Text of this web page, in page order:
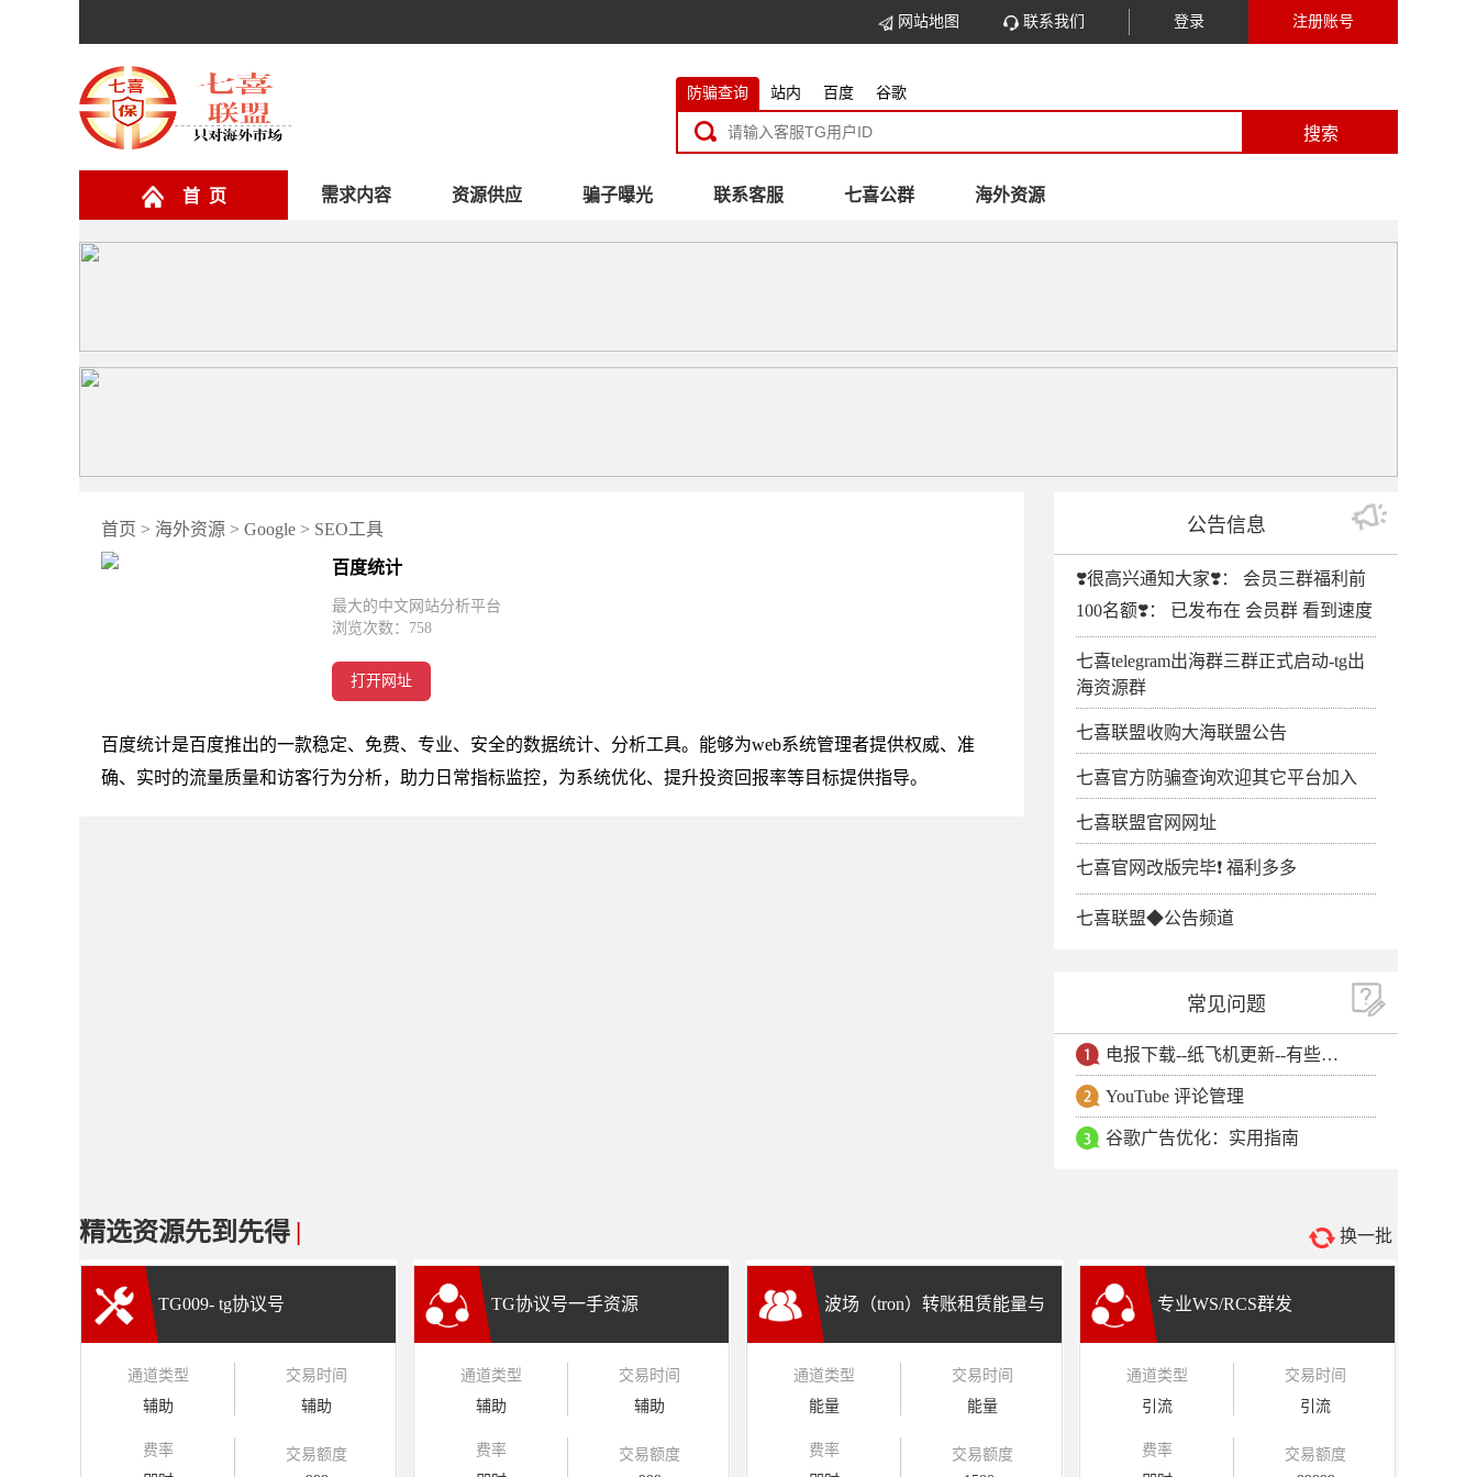
注册账号
登录
联系我们
网站地图
防骗查询 站内 百度 谷歌
搜索
首 页 需求内容 资源供应 骗子曝光 联系客服 七喜公群 海外资源
首页 > 海外资源 > Google > SEO工具
百度统计
最大的中文网站分析平台
浏览次数： 758
打开网址
百度统计是百度推出的一款稳定、免费、专业、安全的数据统计、分析工具。能够为web系统管理者提供权威、准
确、实时的流量质量和访客行为分析，助力日常指标监控，为系统优化、提升投资回报率等目标提供指导。
公告信息
❣️很高兴通知大家❣️： 会员三群福利前
100名额❣️： 已发布在 会员群 看到速度
七喜telegram出海群三群正式启动-tg出
海资源群
七喜联盟收购大海联盟公告
七喜官方防骗查询欢迎其它平台加入
七喜联盟官网网址
七喜官网改版完毕❗️ 福利多多
七喜联盟◆公告频道
常见问题
电报下载--纸飞机更新--有些用户安卓手机无法更新电报软件
YouTube 评论管理
谷歌广告优化：实用指南
精选资源先到先得 | 换一批
TG009- tg协议号
通道类型
辅助
交易时间
辅助
费率
交易额度
TG协议号一手资源
通道类型
辅助
交易时间
辅助
费率
交易额度
波场（tron）转账租赁能量与
通道类型
能量
交易时间
能量
费率
交易额度
专业WS/RCS群发
通道类型
引流
交易时间
引流
费率
交易额度